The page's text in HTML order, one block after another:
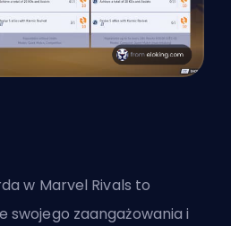
w Marvel Rivals to
swojego zaangażowania i